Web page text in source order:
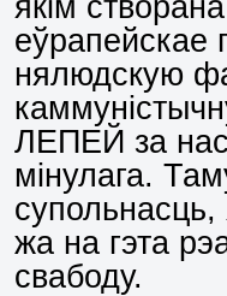
еўрапейскае
нялюдскую
ЛЕПЕЙ за
мінулага.
супольнасць,
жа на гэта
свабоду.